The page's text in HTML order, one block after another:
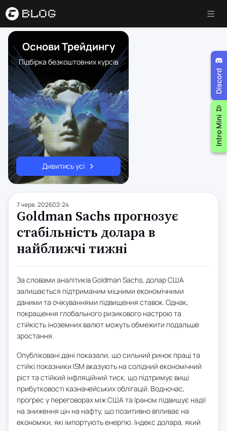
Основи Трейдингу
Підбірка безкоштовних курсів
Дивитись усі
7 черв. 202602:24
Goldman Sachs прогнозує
стабільність долара в
найближчі тижні
За словами аналітиків Goldman Sachs, долар США
залишається підтриманим міцними економічними
даними та очікуваннями підвищення ставок. Однак,
покращення глобального ризикового настрою та
стійкість іноземних валют можуть обмежити подальше
зростання.
Опубліковані дані показали, що сильний ринок праці та
стійкі показники ISM вказують на солідний економічний
ріст та стійкий інфляційний тиск, що підтримує вищі
прибутковості казначейських облігацій. Водночас,
прогрес у переговорах між США та Іраном підвищує надії
на зниження цін на нафту, що позитивно впливає на
економіки, які імпортують енергію. Індекс долара, який